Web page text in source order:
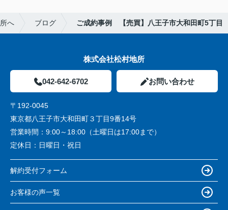
へ ブログ ご成約事例 【売買】八王子市大和田町5丁目
株式会社松村地所
042-642-6702 お問い合わせ
〒192-0045
東京都八王子市大和田町３丁目9番14号
営業時間： 9:00～18:00（土曜日は17:00まで）
定休日： 日曜日・祝日
解約受付フォーム
お客様の声一覧